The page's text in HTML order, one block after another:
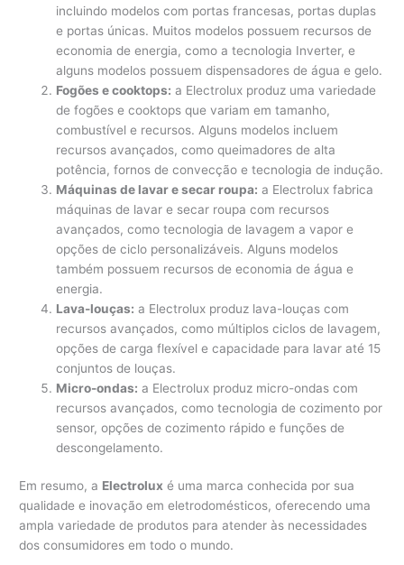
incluindo modelos com portas francesas, portas duplas
e portas únicas. Muitos modelos possuem recursos de
economia de energia, como a tecnologia Inverter, e
alguns modelos possuem dispensadores de água e gelo.
Fogões e cooktops: a Electrolux produz uma variedade
de fogões e cooktops que variam em tamanho,
combustível e recursos. Alguns modelos incluem
recursos avançados, como queimadores de alta
potência, fornos de convecção e tecnologia de indução.
Máquinas de lavar e secar roupa: a Electrolux fabrica
máquinas de lavar e secar roupa com recursos
avançados, como tecnologia de lavagem a vapor e
opções de ciclo personalizáveis. Alguns modelos
também possuem recursos de economia de água e
energia.
Lava-louças: a Electrolux produz lava-louças com
recursos avançados, como múltiplos ciclos de lavagem,
opções de carga flexível e capacidade para lavar até 15
conjuntos de louças.
Micro-ondas: a Electrolux produz micro-ondas com
recursos avançados, como tecnologia de cozimento por
sensor, opções de cozimento rápido e funções de
descongelamento.
Em resumo, a Electrolux é uma marca conhecida por sua
qualidade e inovação em eletrodomésticos, oferecendo uma
ampla variedade de produtos para atender às necessidades
dos consumidores em todo o mundo.